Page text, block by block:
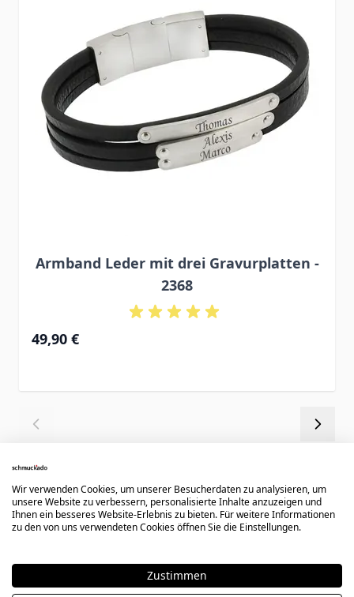
Armband Leder mit drei Gravurplatten -
2368
49,90 €
Wir verwenden Cookies, um unserer Besucherdaten zu analysieren, um
unsere Website zu verbessern, personalisierte Inhalte anzuzeigen und
Ihnen ein besseres Website-Erlebnis zu bieten. Für weitere Informationen
zu den von uns verwendeten Cookies öffnen Sie die Einstellungen.
Zustimmen